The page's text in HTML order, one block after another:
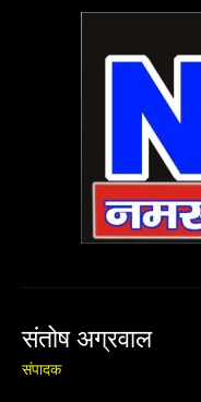
संतोष अग्रवाल
संपादक